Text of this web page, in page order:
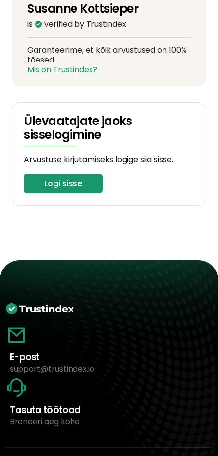
Susanne Kottsieper
is verified by Trustindex
Garanteerime, et kõik arvustused on 100%
tõesed.
Mis on Trustindex?
Ülevaatajate jaoks
sisselogimine
Arvustuse kirjutamiseks logige siia sisse.
Logi sisse
E-post
support@trustindex.io
Tasuta töötoad
Broneeri aeg kohe